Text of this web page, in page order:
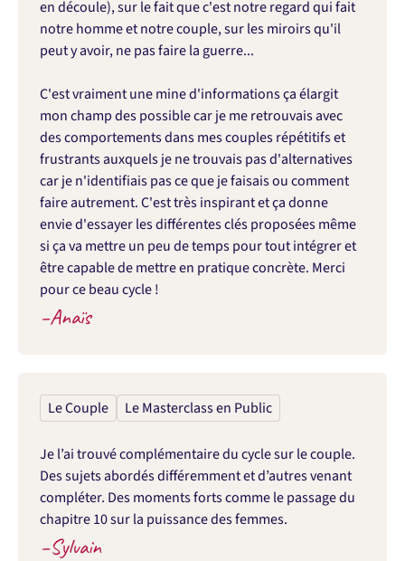
en découle), sur le fait que c'est notre regard qui fait
notre homme et notre couple, sur les miroirs qu'il
peut y avoir, ne pas faire la guerre...
C'est vraiment une mine d'informations ça élargit
mon champ des possible car je me retrouvais avec
des comportements dans mes couples répétitifs et
frustrants auxquels je ne trouvais pas d'alternatives
car je n'identifiais pas ce que je faisais ou comment
faire autrement. C'est très inspirant et ça donne
envie d'essayer les différentes clés proposées même
si ça va mettre un peu de temps pour tout intégrer et
être capable de mettre en pratique concrète. Merci
pour ce beau cycle !
–Anaïs
Le Couple Le Masterclass en Public
Je l’ai trouvé complémentaire du cycle sur le couple.
Des sujets abordés différemment et d’autres venant
compléter. Des moments forts comme le passage du
chapitre 10 sur la puissance des femmes.
–Sylvain